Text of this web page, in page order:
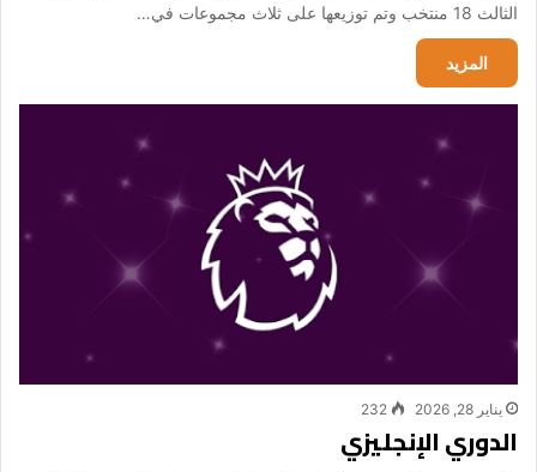
الثالث 18 منتخب وتم توزيعها على ثلاث مجموعات في…
المزيد
يناير 28, 2026 232
الدوري الإنجليزي